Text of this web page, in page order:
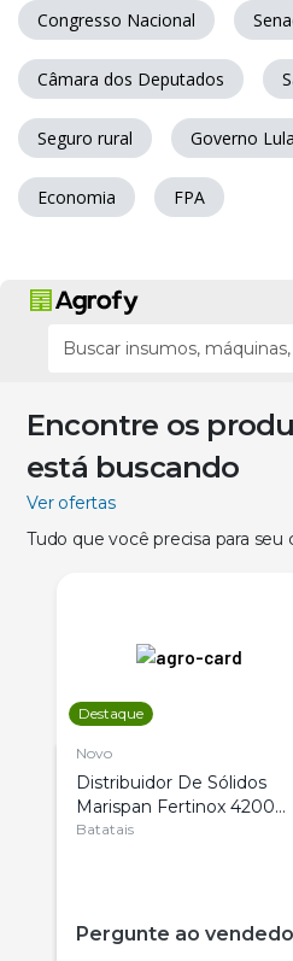
Congresso Nacional
Câmara dos Deputados
Seguro rural Governo Lula
Economia FPA
Encontre os
está buscando
Ver ofertas
Tudo que você precisa para seu
Destaque
Novo
Distribuidor De Sólidos
Marispan Fertinox 4200
Citrus
Batatais
Pergunte ao